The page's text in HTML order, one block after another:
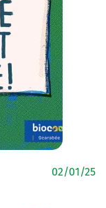
02/01/25